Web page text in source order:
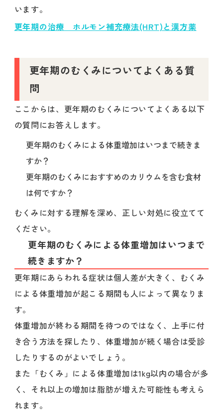
います。
更年期の治療 ホルモン補充療法(HRT)と漢方薬
更年期のむくみについてよくある質
問
ここからは、更年期のむくみについてよくある以下
の質問にお答えします。
更年期のむくみによる体重増加はいつまで続きま
すか？
更年期のむくみにおすすめのカリウムを含む食材
は何ですか？
むくみに対する理解を深め、正しい対処に役立てて
ください。
更年期のむくみによる体重増加はいつまで
続きますか？
更年期にあらわれる症状は個人差が大きく、むくみ
による体重増加が起こる期間も人によって異なりま
す。
体重増加が終わる期間を待つのではなく、上手に付
き合う方法を探したり、体重増加が続く場合は受診
したりするのがよいでしょう。
また「むくみ」による体重増加は1kg以内の場合が多
く、それ以上の増加は脂肪が増えた可能性も考えら
れます。